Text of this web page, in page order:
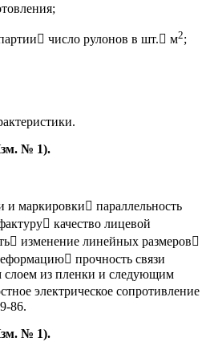
число рулонов в шт. м2;
№ 1).
и маркировки параллельность
качество лицевой
изменение линейных размеров
прочность связи
из пленки и следующим
электрическое сопротивление
86.
№ 1).